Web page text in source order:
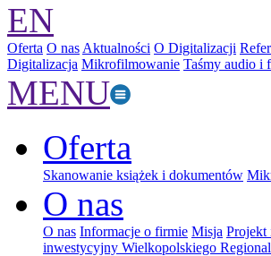
EN
Oferta O nas Aktualności O Digitalizacji
Digitalizacja Mikrofilmowanie Taśmy audio i
MENU
Oferta
Skanowanie książek i dokumentów
O nas
O nas Informacje o firmie Misja Projekt
inwestycyjny Wielkopolskiego